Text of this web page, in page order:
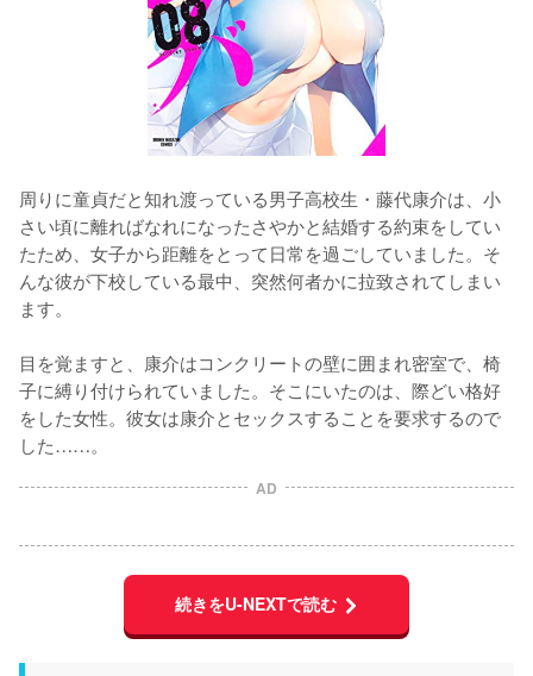
周りに童貞だと知れ渡っている男子高校生・藤代康介は、小
さい頃に離ればなれになったさやかと結婚する約束をしてい
たため、女子から距離をとって日常を過ごしていました。そ
んな彼が下校している最中、突然何者かに拉致されてしまい
ます。
目を覚ますと、康介はコンクリートの壁に囲まれ密室で、椅
子に縛り付けられていました。そこにいたのは、際どい格好
をした女性。彼女は康介とセックスすることを要求するので
した……。
AD
続きをU-NEXTで読む